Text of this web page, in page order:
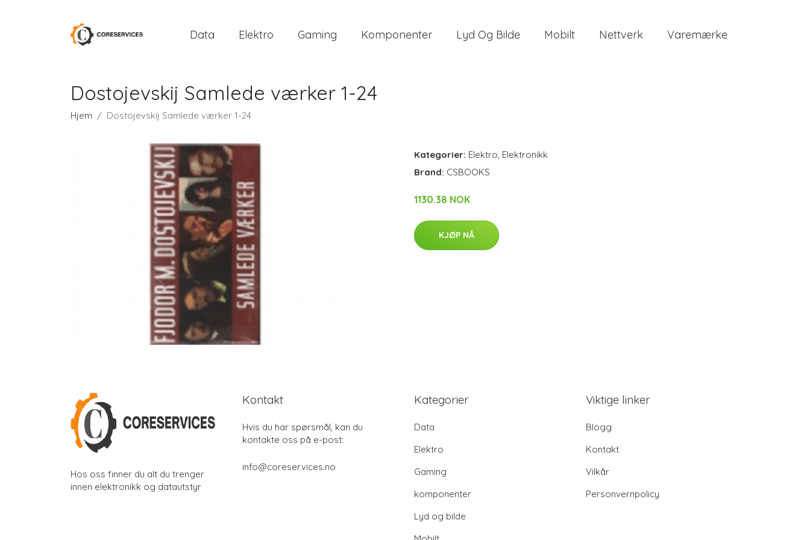
Data Elektro Gaming Komponenter Lyd Og Bilde Mobilt Nettverk Varemærke
Dostojevskij Samlede værker 1-24
Hjem Dostojevskij Samlede værker 1-24
Kategorier: Elektro, Elektronikk
Brand: CSBOOKS
1130.38 NOK
KJØP NÅ
Hos oss finner du alt du trenger
innen elektronikk og datautstyr
Kontakt
Hvis du har spørsmål, kan du
kontakte oss på e-post:
info@coreservices.no
Kategorier
Data
Elektro
Gaming
komponenter
Lyd og bilde
Viktige linker
Blogg
Kontakt
Vilkår
Personvernpolicy